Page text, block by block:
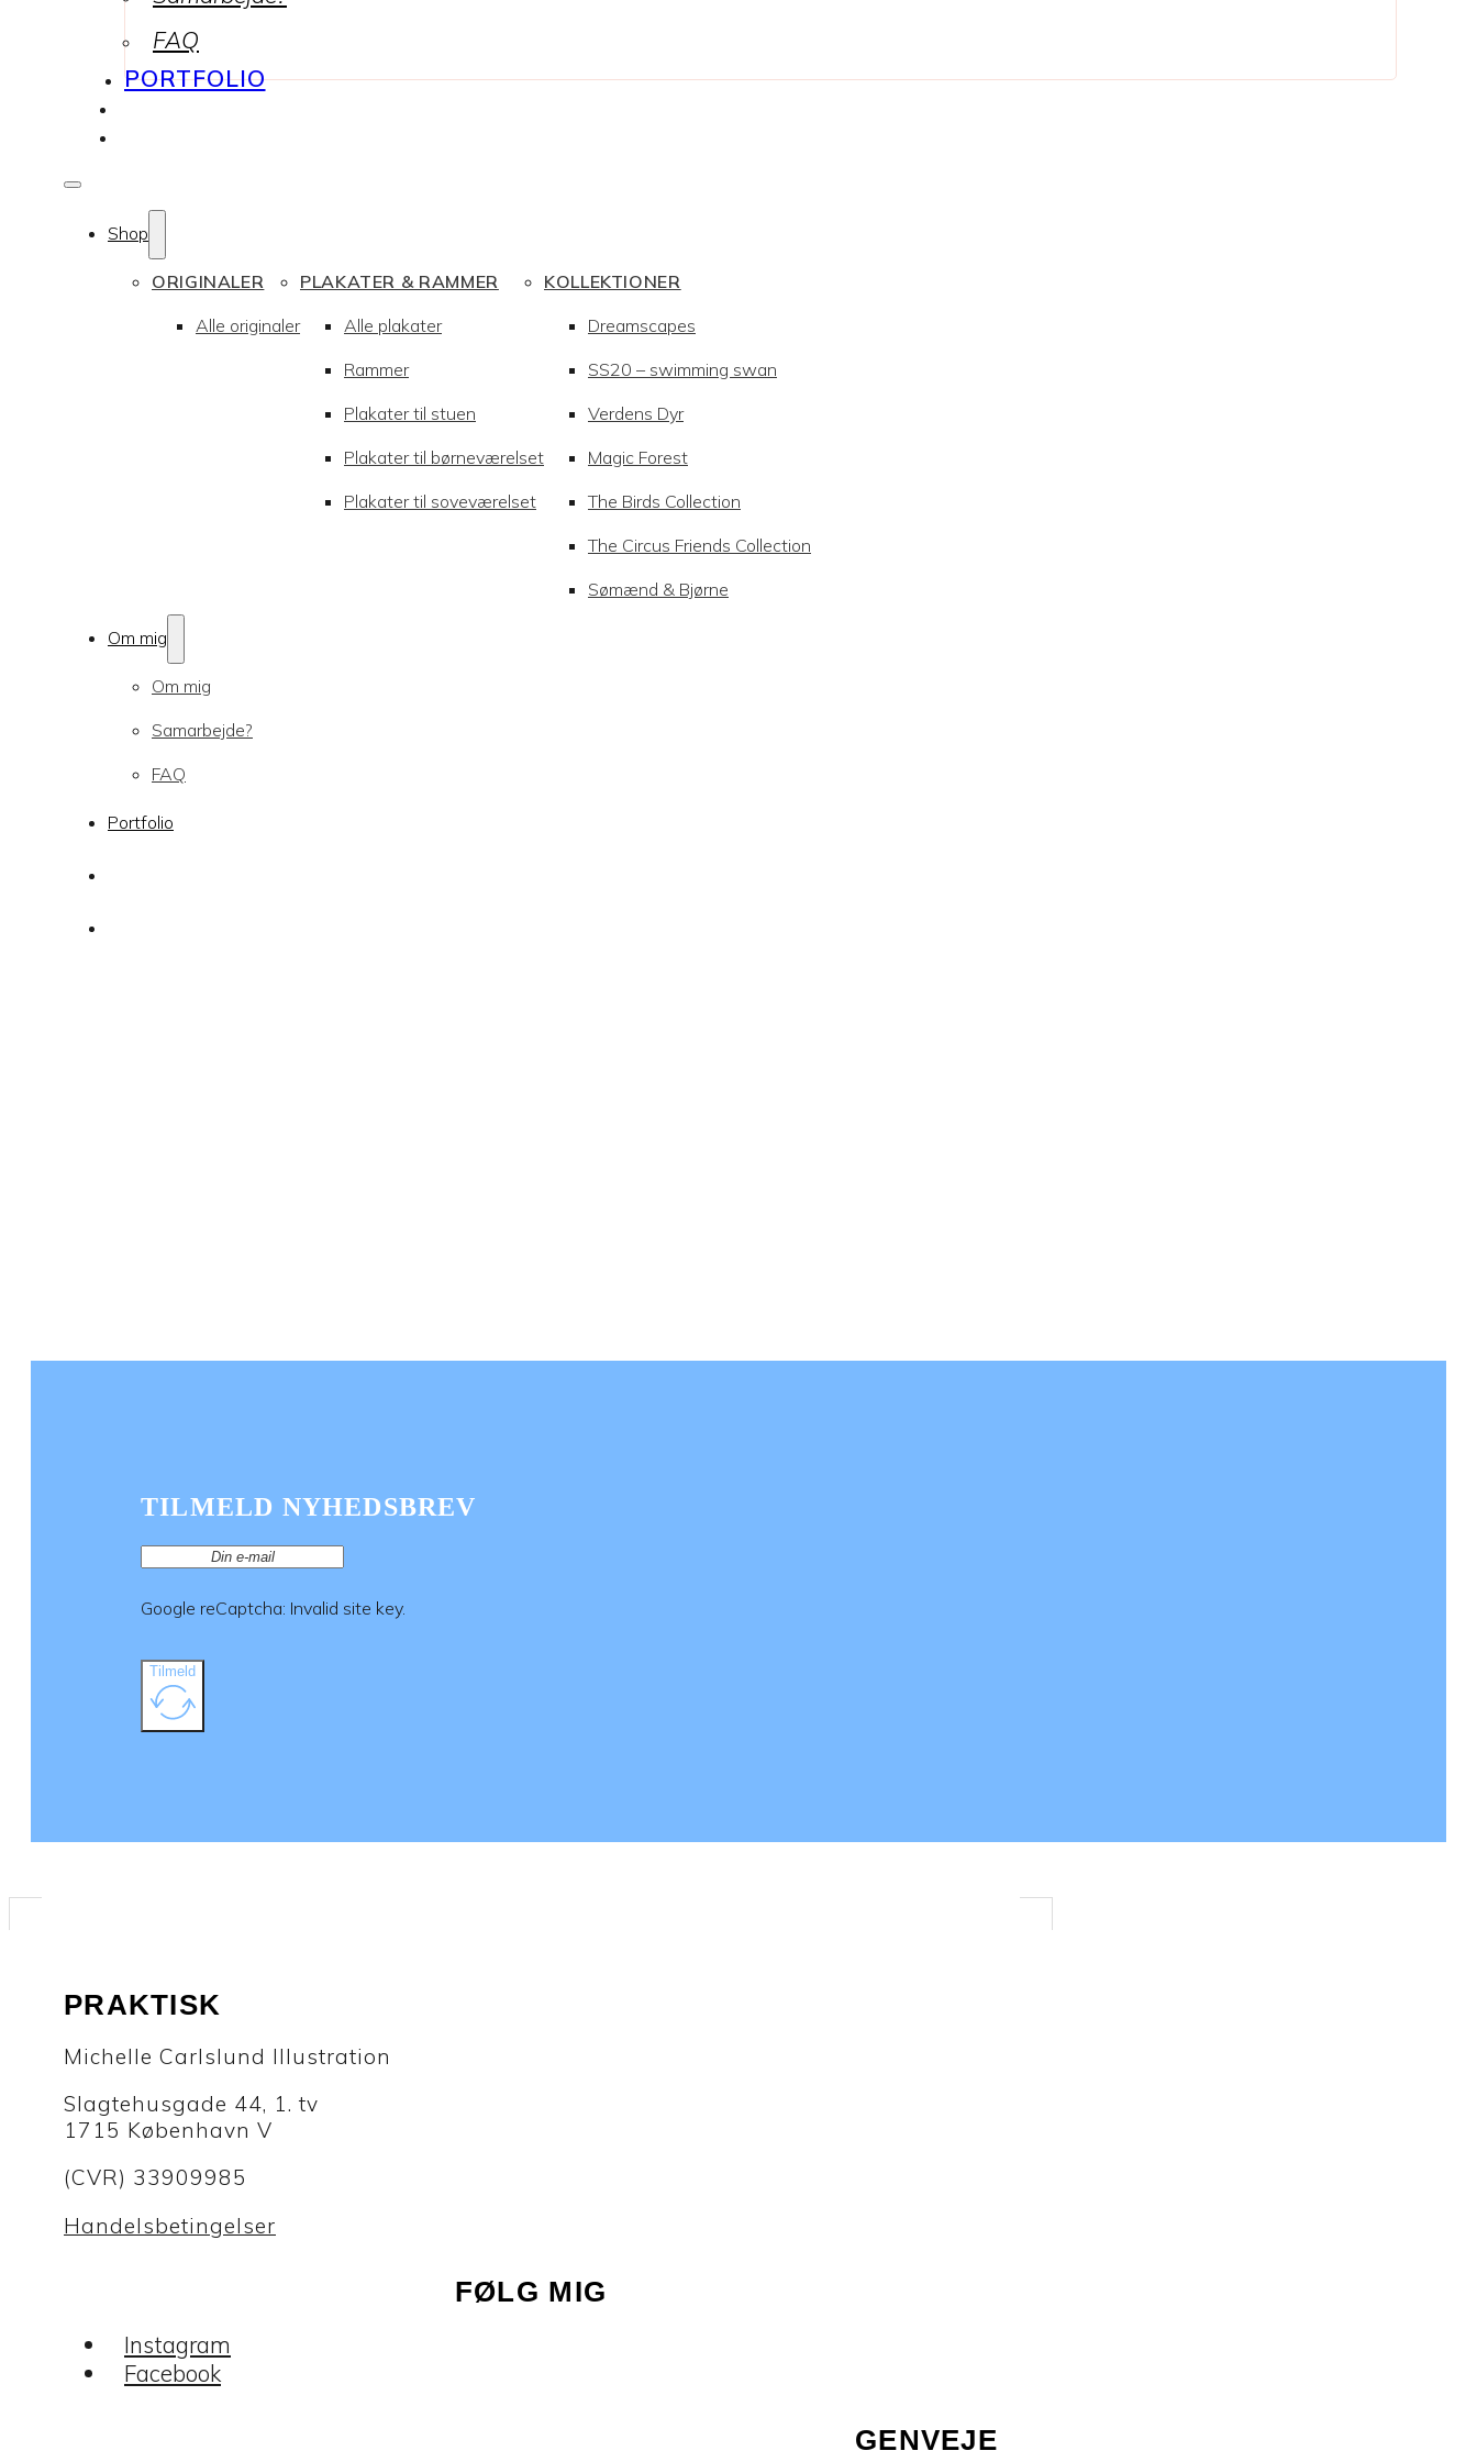
FAQ
PORTFOLIO
Shop
ORIGINALER
Alle originaler
PLAKATER & RAMMER
Alle plakater
Rammer
Plakater til stuen
Plakater til børneværelset
Plakater til soveværelset
KOLLEKTIONER
Dreamscapes
SS20 – swimming swan
Verdens Dyr
Magic Forest
The Birds Collection
The Circus Friends Collection
Sømænd & Bjørne
Om mig
Om mig
Samarbejde?
FAQ
Portfolio
TILMELD NYHEDSBREV
Google reCaptcha: Invalid site key.
Tilmeld
PRAKTISK
Michelle Carlslund Illustration
Slagtehusgade 44, 1. tv
1715 København V
(CVR) 33909985
Handelsbetingelser
FØLG MIG
Instagram
Facebook
GENVEJE